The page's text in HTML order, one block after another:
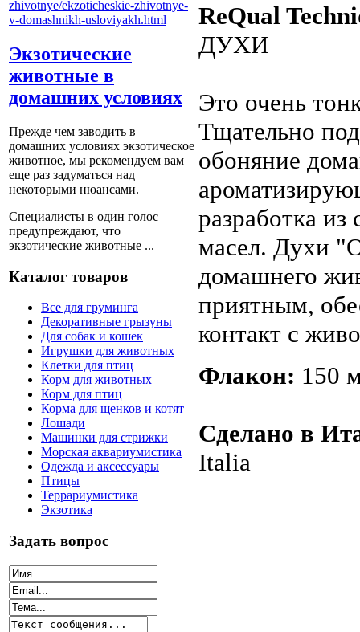
Экзотические
животные в
домашних условиях
Прежде чем заводить в
домашних условиях экзотическое
животное, мы рекомендуем вам
еще раз задуматься над
некоторыми нюансами.
Специалисты в один голос
предупреждают, что
экзотические животные ...
Каталог товаров
Все для груминга
Декоративные грызуны
Для собак и кошек
Игрушки для животных
Клетки для птиц
Корм для животных
Корм для птиц
Корма для щенков и котят
Лошади
Машинки для стрижки
Морская аквариумистика
Одежда и аксессуары
Птицы
Террариумистика
Экзотика
Задать вопрос
ReQual
ДУХИ
Это очень
Тщательно
обоняние
разработка
масел. Духи
домашнего
приятным,
контакт с
Флакон: 150
Сделано в
Italia